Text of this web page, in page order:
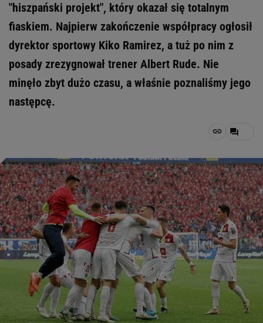
"hiszpański projekt", który okazał się totalnym
fiaskiem. Najpierw zakończenie współpracy ogłosił
dyrektor sportowy Kiko Ramirez, a tuż po nim z
posady zrezygnował trener Albert Rude. Nie
minęło zbyt dużo czasu, a właśnie poznaliśmy jego
następcę.